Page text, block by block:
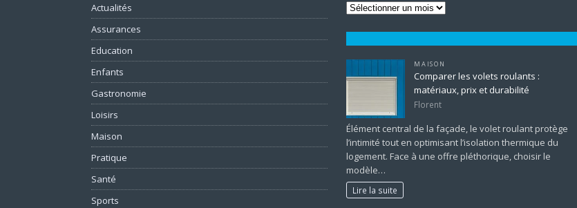
Actualités
Assurances
Education
Enfants
Gastronomie
Loisirs
Maison
Pratique
Santé
Sports
MAISON
Comparer les volets roulants :
matériaux, prix et durabilité
Florent
Élément central de la façade, le volet roulant protège
l’intimité tout en optimisant l’isolation thermique du
logement. Face à une offre pléthorique, choisir le
modèle…
Lire la suite